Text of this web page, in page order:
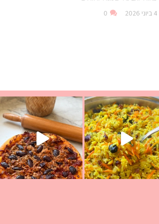
4 ביוני 2026 0
ככה? ההסבר בסרטו